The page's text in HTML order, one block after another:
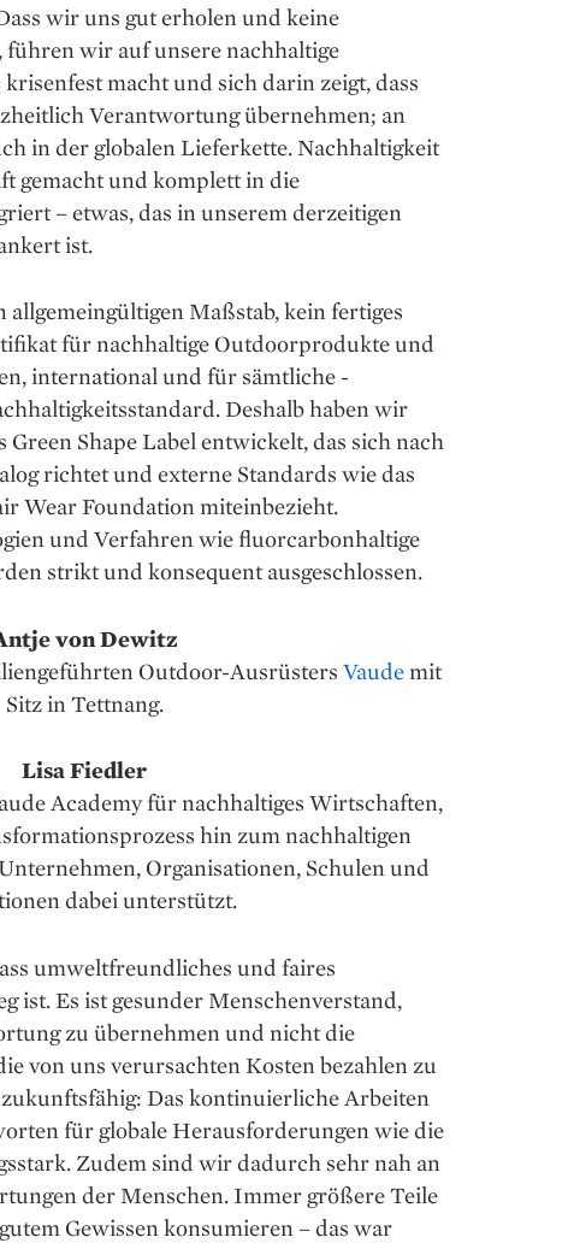
wir uns gut erholen und ­keine
wir auf ­unsere nachhaltige
macht und sich darin zeigt, dass
Verantwortung übernehmen; an
in der globalen Lieferkette. Nachhaltigkeit
gemacht und komplett in die
– etwas, das in unserem derzeitigen
ist.
allgemein­gültigen Maßstab, kein fertiges
für nachhaltige Outdoorprodukte und
international und für sämtliche
Deshalb ­haben wir
Green ­Shape Label entwickelt, das sich nach
richtet und externe Standards wie das
Wear Foundation miteinbezieht.
und Verfahren wie fluor­carbonhaltige
strikt und konsequent ausgeschlossen.
von Dewitz
Outdoor-Ausrüsters Vaude mit
Sitz in Tettnang.
Lisa Fiedler
Academy für nachhaltiges Wirtschaften,
hin zum nachhaltigen
Organisationen, Schulen und
dabei unterstützt.
umweltfreundliches und faires
ist. Es ist gesunder Menschenverstand,
zu übernehmen und nicht die
von uns verursachten Kosten bezahlen zu
Das kontinuierliche Arbeiten
für globale Herausforderungen wie die
Zudem sind wir dadurch sehr nah an
der Menschen. Immer größere Teile
Gewissen konsumieren – das war